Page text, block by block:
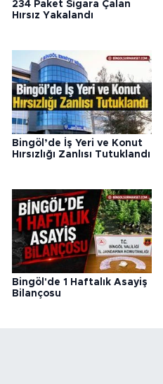
234 Paket Sigara Çalan
Hırsız Yakalandı
Bingöl’de İş Yeri ve Konut
Hırsızlığı Zanlısı Tutuklandı
Bingöl'de 1 Haftalık Asayiş
Bilançosu